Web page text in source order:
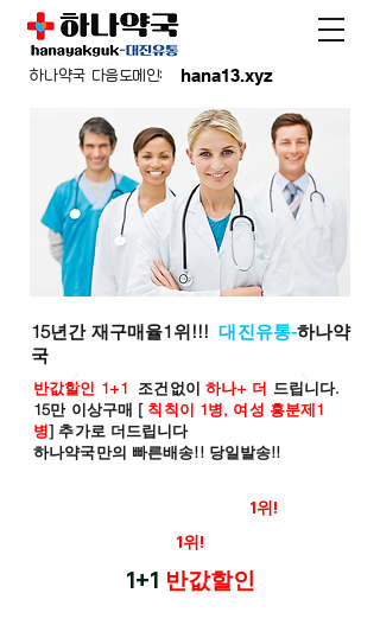
hana13.xyz
하나약국 다음도메인:
15년간 재구매율1위!!!대진유통-하나약
국
반값할인 1+1 조건없이 하나+ 더 드립니다.
15만 이상구매 [ 칙칙이 1병, 여성 흥분제1
병] 추가로 더드립니다
하나약국만의 빠른배송!! 당일발송!!
1위!
1위!
1+1 반값할인